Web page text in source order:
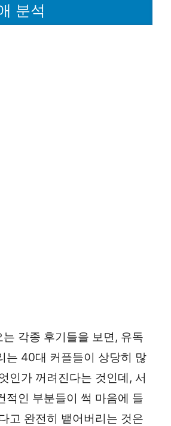
분석
각종 후기들을 보면, 유독
는 40대 커플들이 상당히 많
인가 꺼려진다는 것인데, 서
적인 부분들이 썩 마음에 들
고 완전히 뱉어버리는 것은